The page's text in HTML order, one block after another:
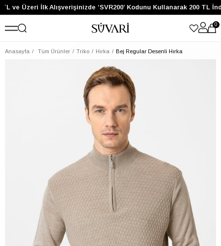
ve Üzeri İlk Alışverişinizde ‘SVR200’ Kodunu Kullanarak 200 TL
0
Anasayfa Tüm Ürünler Triko Hırka Bej Regular Desenli Hırka